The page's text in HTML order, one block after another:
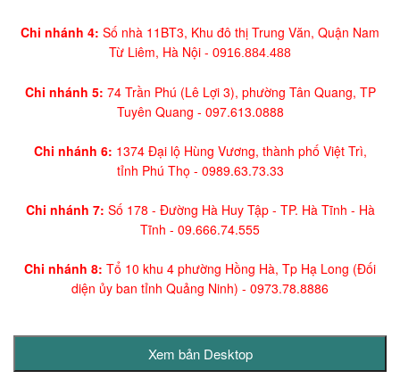
Chi nhánh 4: Số nhà 11BT3, Khu đô thị Trung Văn, Quận Nam
Từ Liêm, Hà Nội - 0916.884.488
Chi nhánh 5: 74 Trần Phú (Lê Lợi 3), phường Tân Quang, TP
Tuyên Quang - 097.613.0888
Chi nhánh 6: 1374 Đại lộ Hùng Vương, thành phố Việt Trì,
tỉnh Phú Thọ - 0989.63.73.33
Chi nhánh 7: Số 178 - Đường Hà Huy Tập - TP. Hà Tĩnh - Hà
Tĩnh - 09.666.74.555
Chi nhánh 8: Tổ 10 khu 4 phường Hồng Hà, Tp Hạ Long (Đối
diện ủy ban tỉnh Quảng Ninh) - 0973.78.8886